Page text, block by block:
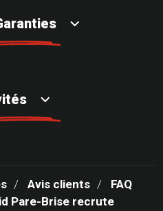
Avis clients
FAQ
Pare-Brise recrute